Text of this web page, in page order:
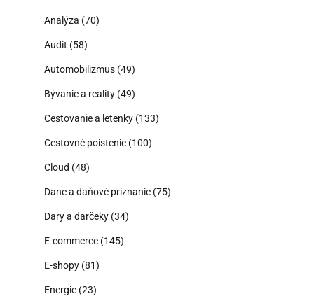
Analýza (70)
Audit (58)
Automobilizmus (49)
Bývanie a reality (49)
Cestovanie a letenky (133)
Cestovné poistenie (100)
Cloud (48)
Dane a daňové priznanie (75)
Dary a darčeky (34)
E-commerce (145)
E-shopy (81)
Energie (23)